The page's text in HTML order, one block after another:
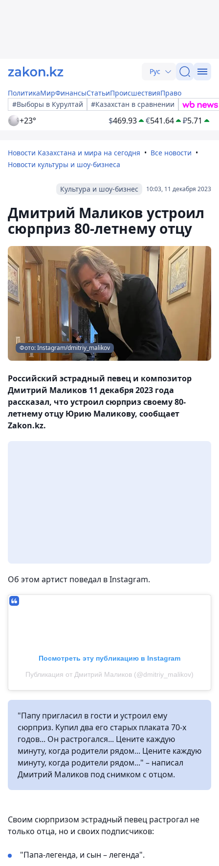
Рус
ПолитикаМирФинансыСтатьиПроисшествияПраво
#Выборы в Курултай
#Казахстан в сравнении
+23° $469.93 €541.64 ₽5.71
Новости Казахстана и мира на сегодня
Все новости
Новости культуры и шоу-бизнеса
10:03, 11 декабря 2023
Культура и шоу-бизнес
Дмитрий Маликов устроил
сюрприз 80-летнему отцу
Фото: Instagram/dmitriy_malikov
Российский эстрадный певец и композитор
Дмитрий Маликов 11 декабря 2023 года
рассказал, что устроил сюрприз своему 80-
летнему отцу Юрию Маликову, сообщает
Zakon.kz.
Об этом артист поведал в Instagram.
Посмотреть эту публикацию в Instagram
Публикация от Дмитрий Маликов (@dmitriy_malikov)
"Папу пригласил в гости и устроил ему
сюрприз. Купил два его старых плаката 70-х
годов... Он растрогался... Цените каждую
минуту, когда родители рядом... Цените каждую
минуту, когда родители рядом..." – написал
Дмитрий Маликов под снимком с отцом.
Своим сюрпризом эстрадный певец растрогал не
только отца, но и своих подписчиков:
"Папа-легенда, и сын – легенда".